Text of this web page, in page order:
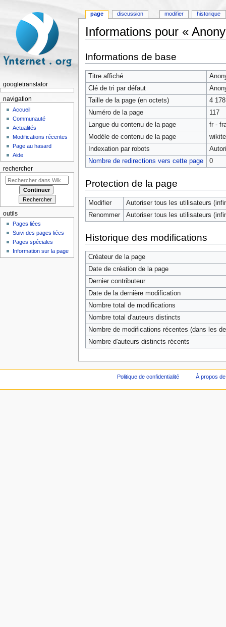
Informations pour «
Informations de base
Titre affiché
Clé de tri par défaut
Taille de la page (en octets)
4 178
Numéro de la page
117
Langue du contenu de la page
fr -
Modèle de contenu de la page
Indexation par robots
Nombre de redirections vers cette page
0
Protection de la page
Modifier
Autoriser tous les utilisateurs
Renommer
Autoriser tous les utilisateurs
Historique des modifications
Créateur de la page
Date de création de la page
Dernier contributeur
Date de la dernière modification
Nombre total de modifications
Nombre total d'auteurs distincts
Nombre de modifications récentes (dans les
Nombre d'auteurs distincts récents
page discussion modifier historique
googletranslator
navigation
Accueil
Communauté
Actualités
Modifications récentes
Page au hasard
Aide
rechercher
outils
Pages liées
Suivi des pages liées
Pages spéciales
Information sur la page
Politique de confidentialité À propos